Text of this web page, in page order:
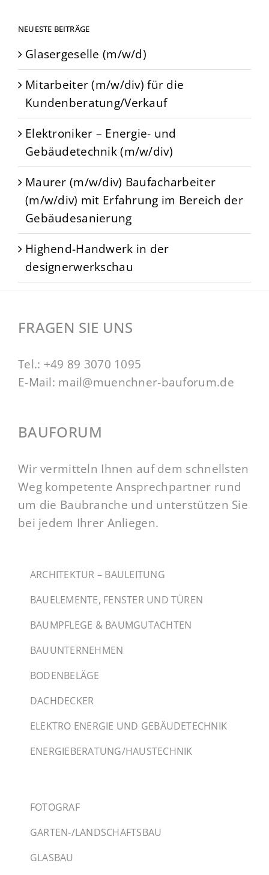
NEUESTE BEITRÄGE
Glasergeselle (m/w/d)
Mitarbeiter (m/w/div) für die
Kundenberatung/Verkauf
Elektroniker – Energie- und
Gebäudetechnik (m/w/div)
Maurer (m/w/div) Baufacharbeiter
(m/w/div) mit Erfahrung im Bereich der
Gebäudesanierung
Highend-Handwerk in der
designerwerkschau
FRAGEN SIE UNS
Tel.: +49 89 3070 1095
E-Mail: mail@muenchner-bauforum.de
BAUFORUM
Wir vermitteln Ihnen auf dem schnellsten
Weg kompetente Ansprechpartner rund
um die Baubranche und unterstützen Sie
bei jedem Ihrer Anliegen.
ARCHITEKTUR – BAULEITUNG
BAUELEMENTE, FENSTER UND TÜREN
BAUMPFLEGE & BAUMGUTACHTEN
BAUUNTERNEHMEN
BODENBELÄGE
DACHDECKER
ELEKTRO ENERGIE UND GEBÄUDETECHNIK
ENERGIEBERATUNG/HAUSTECHNIK
FOTOGRAF
GARTEN-/LANDSCHAFTSBAU
GLASBAU